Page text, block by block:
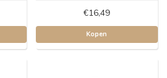
€16,49
Kopen